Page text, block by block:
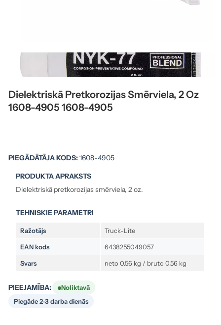
Dielektriskā Pretkorozijas Smērviela, 2 Oz
1608-4905 1608-4905
PIEGĀDĀTĀJA KODS:1608-4905
PRODUKTA APRAKSTS
Dielektriskā pretkorozijas smērviela, 2 oz.
TEHNISKIE PARAMETRI
Ražotājs Truck-Lite
EAN kods 6438255049057
Svars neto 0.56 kg / bruto 0.56 kg
PIEEJAMĪBA:
Noliktavā
Piegāde 2-3 darba dienās